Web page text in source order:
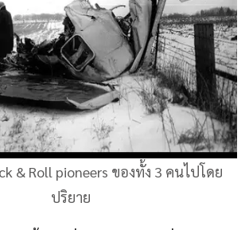
& Roll pioneers ของทั้ง 3 คนไปโดย
ปริยาย